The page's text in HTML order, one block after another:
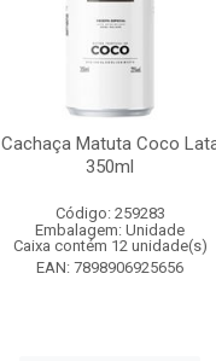
Cachaça Matuta Coco
350ml
Código: 259283
Embalagem: Unidade
Caixa contém 12 unidade(s)
EAN: 7898906925656